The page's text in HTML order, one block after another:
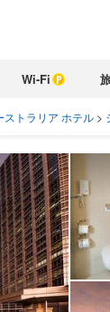
Wi-Fi
ストラリア ホテル >